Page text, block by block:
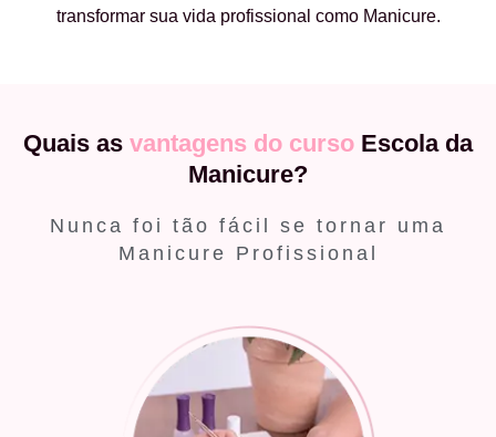
transformar sua vida profissional como Manicure.
Quais as vantagens do curso Escola da
Manicure?
Nunca foi tão fácil se tornar uma
Manicure Profissional